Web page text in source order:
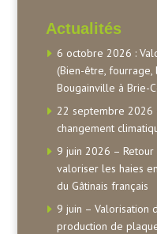
Actualités
6 octobre 2026 :
(Bien-être, fourrage,
Bougainville à Brie-
22 septembre 2026
changement
9 juin 2026 –
valoriser les haies
du Gâtinais français
9 juin – Valorisation
production de